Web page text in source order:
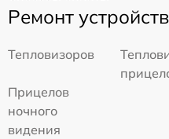
Ремонт устройств
Тепловизоров
Прицелов
ночного
видения